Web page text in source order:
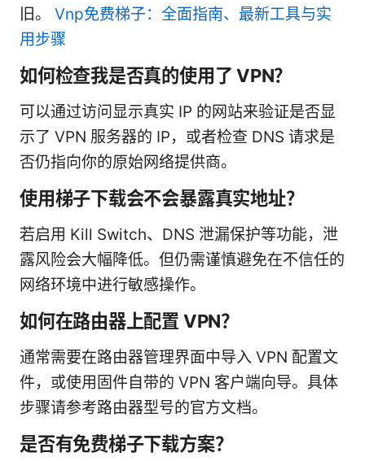
旧。 Vnp免费梯子：全面指南、最新工具与实
用步骤
如何检查我是否真的使用了 VPN？
可以通过访问显示真实 IP 的网站来验证是否显
示了 VPN 服务器的 IP，或者检查 DNS 请求是
否仍指向你的原始网络提供商。
使用梯子下载会不会暴露真实地址？
若启用 Kill Switch、DNS 泄漏保护等功能，泄
露风险会大幅降低。但仍需谨慎避免在不信任的
网络环境中进行敏感操作。
如何在路由器上配置 VPN？
通常需要在路由器管理界面中导入 VPN 配置文
件，或使用固件自带的 VPN 客户端向导。具体
步骤请参考路由器型号的官方文档。
是否有免费梯子下载方案？